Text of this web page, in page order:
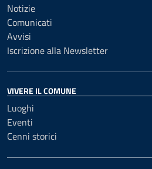
Notizie
Comunicati
Avvisi
Iscrizione alla Newsletter
VIVERE IL COMUNE
Luoghi
Eventi
Cenni storici